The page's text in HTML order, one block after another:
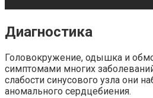
Диагностика
Головокружение, одышка и
симптомами многих
слабости синусового узла они
аномального сердцебиения.